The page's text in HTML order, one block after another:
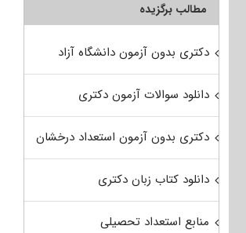
مطالب برگزیده
دکتری بدون آزمون دانشگاه آزاد
دانلود سوالات آزمون دکتری
دکتری بدون آزمون استعداد درخشان
دانلود کتاب زبان دکتری
منابع استعداد تحصیلی